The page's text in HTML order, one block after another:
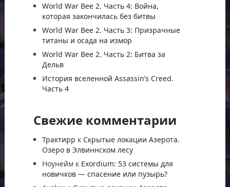
World War Bee 2. Часть 4: Война,
которая закончилась без битвы
World War Bee 2. Часть 3: Призрачные
титаны и осада на измор
World War Bee 2. Часть 2: Битва за
Дельв
История вселенной Assassin’s Creed.
Часть 4
Свежие комментарии
Трактирр к Скрытые локации Азерота.
Озеро в Элвиннском лесу
Ноунейм к Exordium: 53 системы для
новичков — спасение или пузырь?